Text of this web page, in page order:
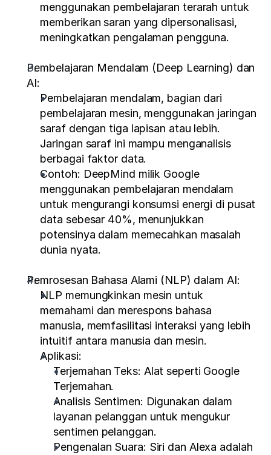
menggunakan pembelajaran terarah untuk
memberikan saran yang dipersonalisasi,
meningkatkan pengalaman pengguna.
Pembelajaran Mendalam (Deep Learning) dan
AI:
Pembelajaran mendalam, bagian dari
pembelajaran mesin, menggunakan jaringan
saraf dengan tiga lapisan atau lebih.
Jaringan saraf ini mampu menganalisis
berbagai faktor data.
Contoh: DeepMind milik Google
menggunakan pembelajaran mendalam
untuk mengurangi konsumsi energi di pusat
data sebesar 40%, menunjukkan
potensinya dalam memecahkan masalah
dunia nyata.
Pemrosesan Bahasa Alami (NLP) dalam AI:
NLP memungkinkan mesin untuk
memahami dan merespons bahasa
manusia, memfasilitasi interaksi yang lebih
intuitif antara manusia dan mesin.
Aplikasi:
Terjemahan Teks: Alat seperti Google
Terjemahan.
Analisis Sentimen: Digunakan dalam
layanan pelanggan untuk mengukur
sentimen pelanggan.
Pengenalan Suara: Siri dan Alexa adalah